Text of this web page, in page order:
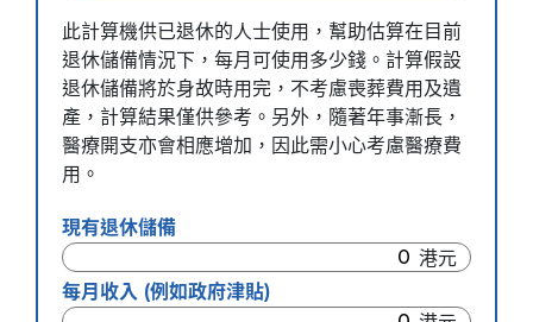
此計算機供已退休的人士使用，幫助估算在目前
退休儲備情況下，每月可使用多少錢。計算假設
退休儲備將於身故時用完，不考慮喪葬費用及遺
產，計算結果僅供參考。另外，隨著年事漸長，
醫療開支亦會相應增加，因此需小心考慮醫療費
用。
現有退休儲備
每月收入 (例如政府津貼)